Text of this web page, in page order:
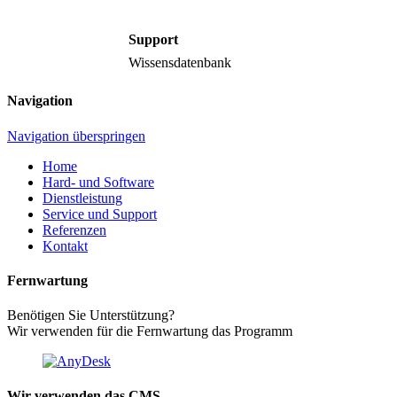
Support
Wissensdatenbank
Navigation
Navigation überspringen
Home
Hard- und Software
Dienstleistung
Service und Support
Referenzen
Kontakt
Fernwartung
Benötigen Sie Unterstützung?
Wir verwenden für die Fernwartung das Programm